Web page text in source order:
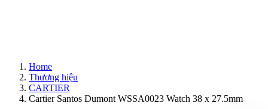
Home
Thương hiệu
CARTIER
Cartier Santos Dumont WSSA0023 Watch 38 x 27.5mm